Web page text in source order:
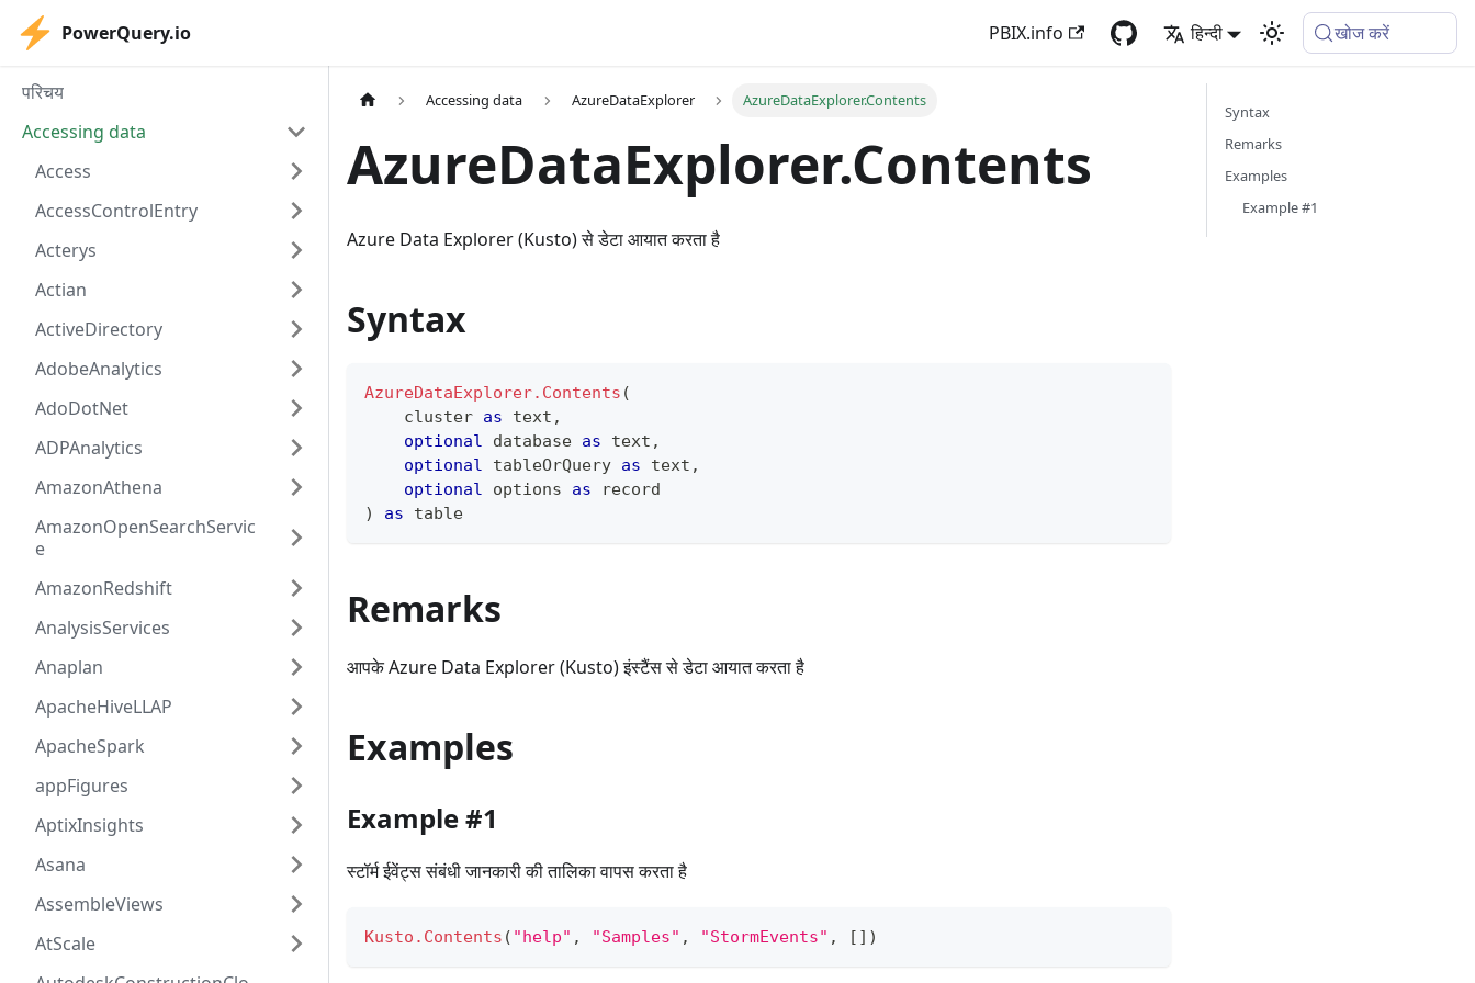
PowerQuery.io PBIX.info हिन्दी खोज करें
परिचय
Accessing data
Access
AccessControlEntry
Acterys
Actian
ActiveDirectory
AdobeAnalytics
AdoDotNet
ADPAnalytics
AmazonAthena
AmazonOpenSearchServic
e
AmazonRedshift
AnalysisServices
Anaplan
ApacheHiveLLAP
ApacheSpark
appFigures
AptixInsights
Asana
AssembleViews
AtScale
Accessing data AzureDataExplorer AzureDataExplorer.Contents
AzureDataExplorer.Contents
Azure Data Explorer (Kusto) से डेटा आयात करता है
Syntax
AzureDataExplorer.Contents (
    cluster
as text ,
optional database as text ,
optional tableOrQuery as text ,
optional options as
record
)
as table
Remarks
आपके Azure Data Explorer (Kusto) इंस्टैंस से डेटा आयात करता है
Examples
Example #1
स्टॉर्म ईवेंट्स संबंधी जानकारी की तालिका वापस करता है
Kusto.Contents ( "help" , "Samples" , "StormEvents" , [ ] )
Syntax
Remarks
Examples
Example #1